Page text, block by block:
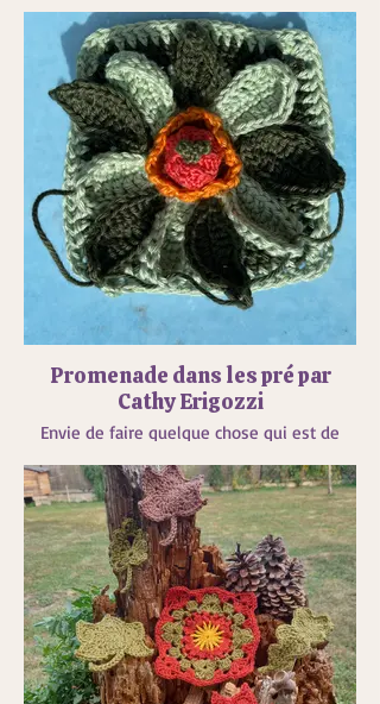
Promenade dans les pré par
Cathy Erigozzi
Envie de faire quelque chose qui est de